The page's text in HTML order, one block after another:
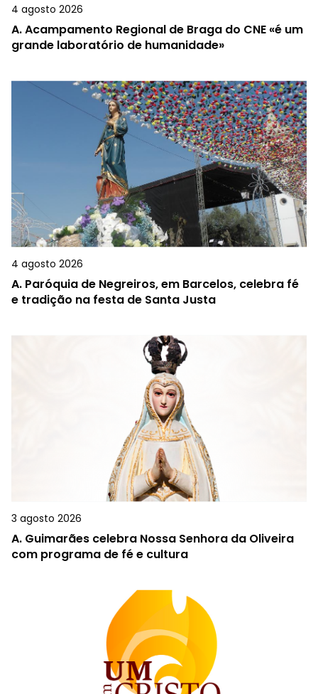
4 agosto 2026
A.Acampamento Regional de Braga do CNE «é um
grande laboratório de humanidade»
4 agosto 2026
A. Paróquia de Negreiros, em Barcelos, celebra fé
e tradição na festa de Santa Justa
3 agosto 2026
A. Guimarães celebra Nossa Senhora da Oliveira
com programa de fé e cultura